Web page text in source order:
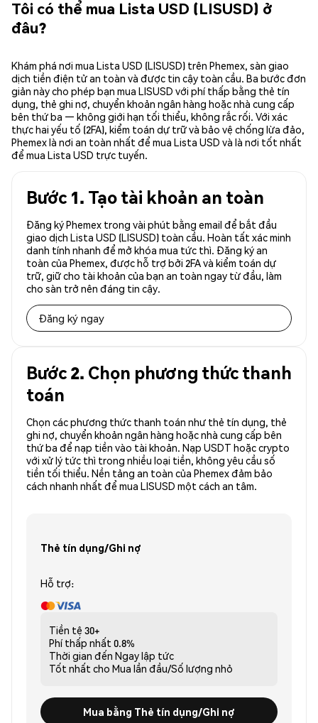
Tôi có thể mua Lista USD (LISUSD) ở
đâu?
Khám phá nơi mua Lista USD (LISUSD) trên Phemex, sàn giao
dịch tiền điện tử an toàn và được tin cậy toàn cầu. Ba bước đơn
giản này cho phép bạn mua LISUSD với phí thấp bằng thẻ tín
dụng, thẻ ghi nợ, chuyển khoản ngân hàng hoặc nhà cung cấp
bên thứ ba — không giới hạn tối thiểu, không rắc rối. Với xác
thực hai yếu tố (2FA), kiểm toán dự trữ và bảo vệ chống lừa đảo,
Phemex là nơi an toàn nhất để mua Lista USD và là nơi tốt nhất
để mua Lista USD trực tuyến.
Bước 1. Tạo tài khoản an toàn
Đăng ký Phemex trong vài phút bằng email để bắt đầu
giao dịch Lista USD (LISUSD) toàn cầu. Hoàn tất xác minh
danh tính nhanh để mở khóa mua tức thì. Đăng ký an
toàn của Phemex, được hỗ trợ bởi 2FA và kiểm toán dự
trữ, giữ cho tài khoản của bạn an toàn ngay từ đầu, làm
cho sàn trở nên đáng tin cậy.
Đăng ký ngay
Bước 2. Chọn phương thức thanh
toán
Chọn các phương thức thanh toán như thẻ tín dụng, thẻ
ghi nợ, chuyển khoản ngân hàng hoặc nhà cung cấp bên
thứ ba để nạp tiền vào tài khoản. Nạp USDT hoặc crypto
với xử lý tức thì trong nhiều loại tiền, không yêu cầu số
tiền tối thiểu. Nền tảng an toàn của Phemex đảm bảo
cách nhanh nhất để mua LISUSD một cách an tâm.
Thẻ tín dụng/Ghi nợ
Hỗ trợ:
Tiền tệ 30+
Phí thấp nhất 0.8%
Thời gian đến Ngay lập tức
Tốt nhất cho Mua lần đầu/Số lượng nhỏ
Mua bằng Thẻ tín dụng/Ghi nợ